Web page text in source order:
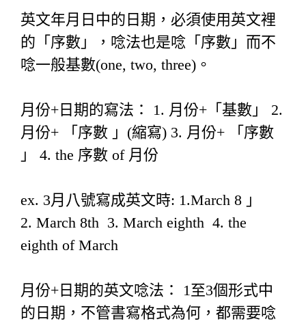
英文年月日中的日期，必須使用英文裡
的「序數」，唸法也是唸「序數」而不
唸一般基數(one, two, three)。
月份+日期的寫法： 1. 月份+「基數」 2.
月份+ 「序數 」(縮寫) 3. 月份+ 「序數
」 4. the 序數 of 月份
ex. 3月八號寫成英文時: 1.March 8 」
2. March 8th 3. March eighth 4. the
eighth of March
月份+日期的英文唸法： 1至3個形式中
的日期，不管書寫格式為何，都需要唸